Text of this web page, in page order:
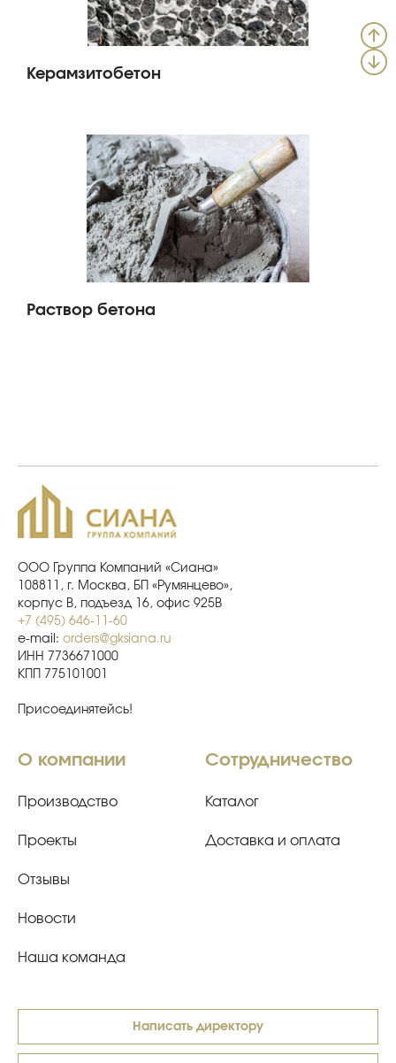
Керамзитобетон
Раствор бетона
ООО Группа Компаний «Сиана»
108811, г. Москва, БП «Румянцево»,
корпус В, подъезд 16, офис 925В
+7 (495) 646-11-60
e-mail: orders@gksiana.ru
ИНН 7736671000
КПП 775101001
Присоединятейсь!
О компании
Производство
Проекты
Отзывы
Новости
Наша команда
Сотрудничество
Каталог
Доставка и оплата
Написать директору